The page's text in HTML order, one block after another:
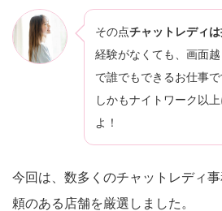
その点チャットレディ
経験がなくても、画面
で誰でもできるお仕事で
しかもナイトワーク以
よ！
今回は、数多くのチャットレディ
頼のある店舗を厳選しました。